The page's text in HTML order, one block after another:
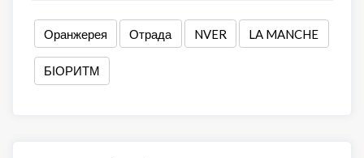
Оранжерея Отрада NVER LA MANCHE
БІОРИТМ